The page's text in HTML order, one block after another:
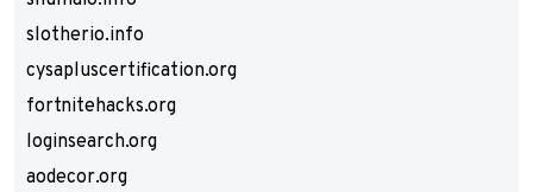
slotherio.info
cysapluscertification.org
fortnitehacks.org
loginsearch.org
aodecor.org